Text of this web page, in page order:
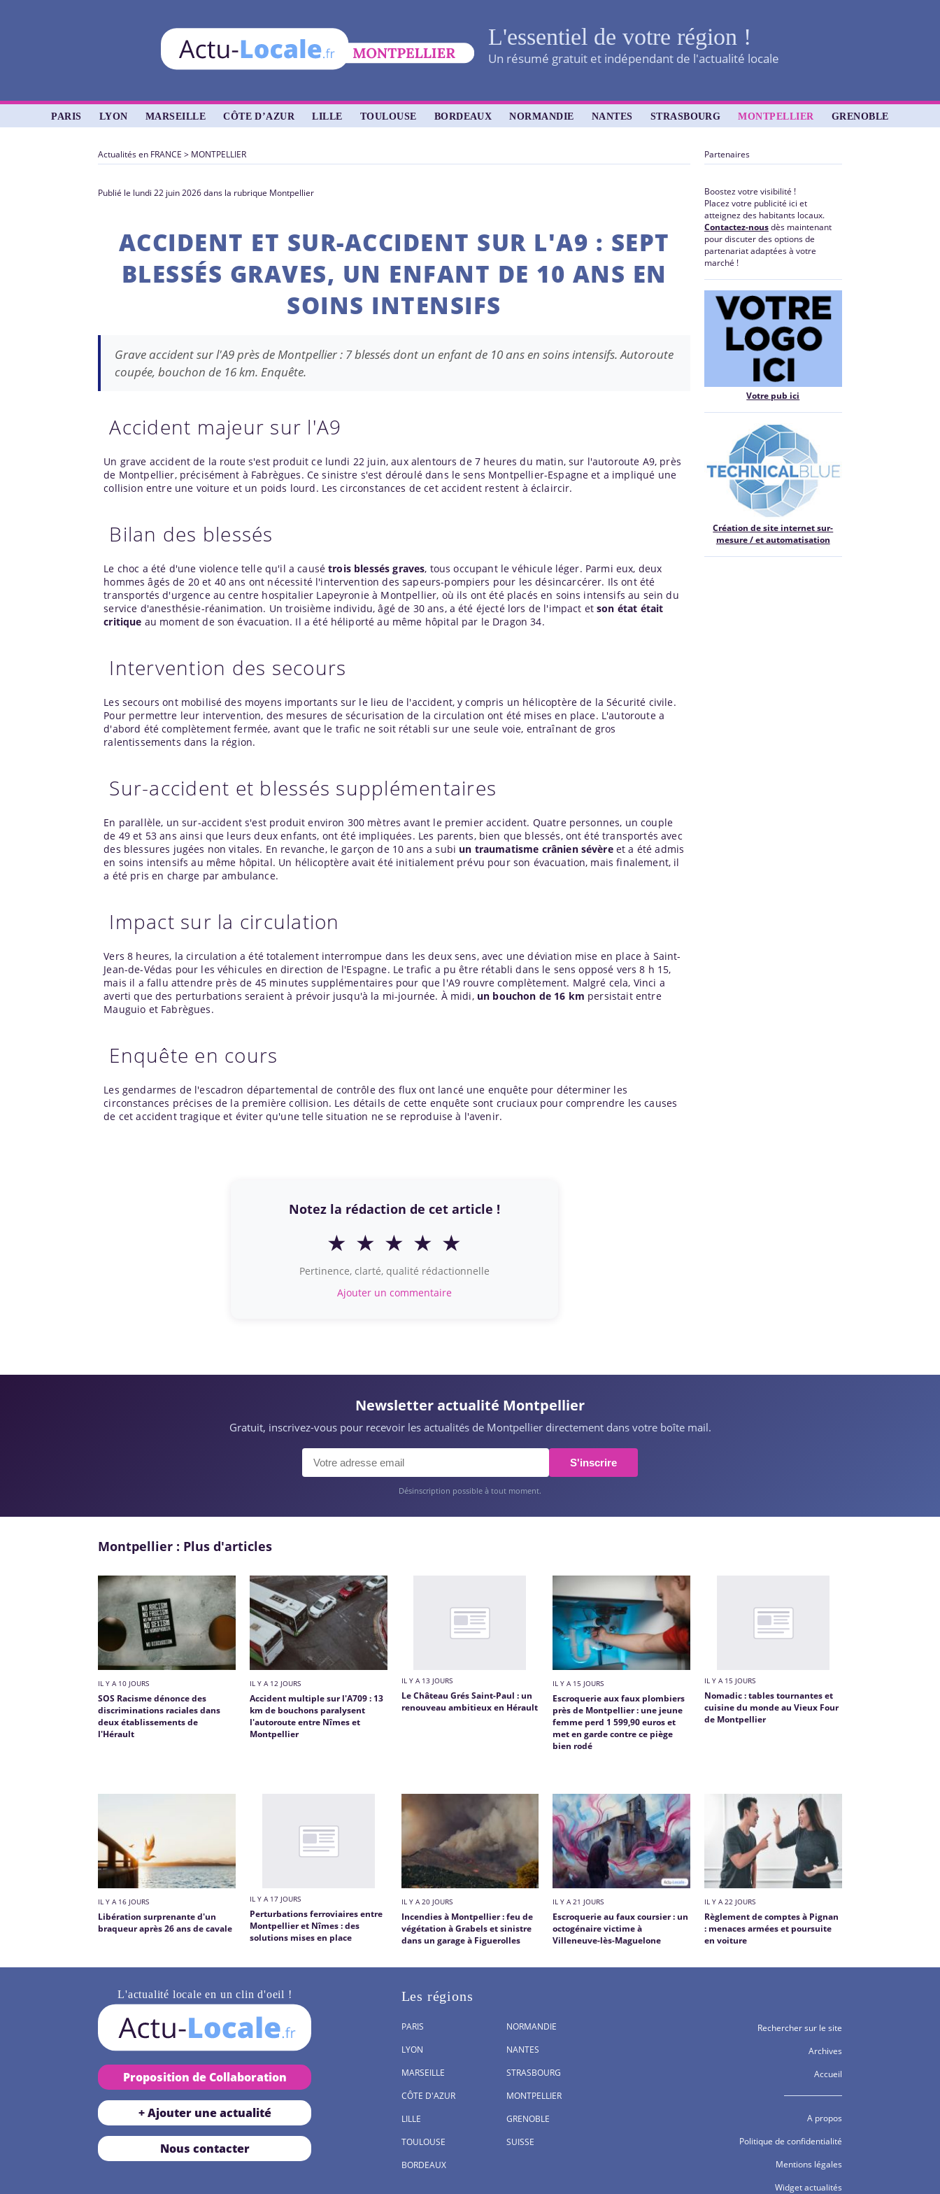
L'essentiel de votre région !
Un résumé gratuit et indépendant de l'actualité locale
PARIS LYON MARSEILLE CÔTE D’AZUR LILLE TOULOUSE BORDEAUX NORMANDIE NANTES STRASBOURG MONTPELLIER GRENOBLE
Actualités en FRANCE > MONTPELLIER
Publié le lundi 22 juin 2026 dans la rubrique Montpellier
ACCIDENT ET SUR-ACCIDENT SUR L'A9 : SEPT
BLESSÉS GRAVES, UN ENFANT DE 10 ANS EN
SOINS INTENSIFS
Grave accident sur l'A9 près de Montpellier : 7 blessés dont un enfant de 10 ans en soins intensifs. Autoroute
coupée, bouchon de 16 km. Enquête.
Accident majeur sur l'A9
Un grave accident de la route s'est produit ce lundi 22 juin, aux alentours de 7 heures du matin, sur l'autoroute A9, près
de Montpellier, précisément à Fabrègues. Ce sinistre s'est déroulé dans le sens Montpellier-Espagne et a impliqué une
collision entre une voiture et un poids lourd. Les circonstances de cet accident restent à éclaircir.
Bilan des blessés
Le choc a été d'une violence telle qu'il a causétrois blessés graves, tous occupant le véhicule léger. Parmi eux, deux
hommes âgés de 20 et 40 ans ont nécessité l'intervention des sapeurs-pompiers pour les désincarcérer. Ils ont été
transportés d'urgence au centre hospitalier Lapeyronie à Montpellier, où ils ont été placés en soins intensifs au sein du
service d'anesthésie-réanimation. Un troisième individu, âgé de 30 ans, a été éjecté lors de l'impact etson état était
critique au moment de son évacuation. Il a été héliporté au même hôpital par le Dragon 34.
Intervention des secours
Les secours ont mobilisé des moyens importants sur le lieu de l'accident, y compris un hélicoptère de la Sécurité civile.
Pour permettre leur intervention, des mesures de sécurisation de la circulation ont été mises en place. L'autoroute a
d'abord été complètement fermée, avant que le trafic ne soit rétabli sur une seule voie, entraînant de gros
ralentissements dans la région.
Sur-accident et blessés supplémentaires
En parallèle, un sur-accident s'est produit environ 300 mètres avant le premier accident. Quatre personnes, un couple
de 49 et 53 ans ainsi que leurs deux enfants, ont été impliquées. Les parents, bien que blessés, ont été transportés avec
des blessures jugées non vitales. En revanche, le garçon de 10 ans a subi un traumatisme crânien sévèreet a été admis
en soins intensifs au même hôpital. Un hélicoptère avait été initialement prévu pour son évacuation, mais finalement, il
a été pris en charge par ambulance.
Impact sur la circulation
Vers 8 heures, la circulation a été totalement interrompue dans les deux sens, avec une déviation mise en place à Saint-
Jean-de-Védas pour les véhicules en direction de l'Espagne. Le trafic a pu être rétabli dans le sens opposé vers 8 h 15,
mais il a fallu attendre près de 45 minutes supplémentaires pour que l'A9 rouvre complètement. Malgré cela, Vinci a
averti que des perturbations seraient à prévoir jusqu'à la mi-journée. À midi, un bouchon de 16 km persistait entre
Mauguio et Fabrègues.
Enquête en cours
Les gendarmes de l'escadron départemental de contrôle des flux ont lancé une enquête pour déterminer les
circonstances précises de la première collision. Les détails de cette enquête sont cruciaux pour comprendre les causes
de cet accident tragique et éviter qu'une telle situation ne se reproduise à l'avenir.
Notez la rédaction de cet article !
★ ★ ★ ★ ★
Pertinence, clarté, qualité rédactionnelle
Ajouter un commentaire
Partenaires
Boostez votre visibilité !
Placez votre publicité ici et
atteignez des habitants locaux.
Contactez-nousdès maintenant
pour discuter des options de
partenariat adaptées à votre
marché !
Votre pub ici
Création de site internet sur-
mesure / et automatisation
Newsletter actualité Montpellier
Gratuit, inscrivez-vous pour recevoir les actualités de Montpellier directement dans votre boîte mail.
S'inscrire
Désinscription possible à tout moment.
Montpellier : Plus d'articles
IL Y A 10 JOURS
SOS Racisme dénonce des
discriminations raciales dans
deux établissements de
l'Hérault
IL Y A 12 JOURS
Accident multiple sur l'A709 : 13
km de bouchons paralysent
l'autoroute entre Nîmes et
Montpellier
IL Y A 13 JOURS
Le Château Grés Saint-Paul : un
renouveau ambitieux en Hérault
IL Y A 15 JOURS
Escroquerie aux faux plombiers
près de Montpellier : une jeune
femme perd 1 599,90 euros et
met en garde contre ce piège
bien rodé
IL Y A 15 JOURS
Nomadic : tables tournantes et
cuisine du monde au Vieux Four
de Montpellier
IL Y A 16 JOURS
Libération surprenante d'un
braqueur après 26 ans de cavale
IL Y A 17 JOURS
Perturbations ferroviaires entre
Montpellier et Nîmes : des
solutions mises en place
IL Y A 20 JOURS
Incendies à Montpellier : feu de
végétation à Grabels et sinistre
dans un garage à Figuerolles
IL Y A 21 JOURS
Escroquerie au faux coursier : un
octogénaire victime à
Villeneuve-lès-Maguelone
IL Y A 22 JOURS
Règlement de comptes à Pignan
: menaces armées et poursuite
en voiture
L'actualité locale en un clin d'oeil !
Proposition de Collaboration
+ Ajouter une actualité
Nous contacter
Les régions
PARIS
LYON
MARSEILLE
CÔTE D'AZUR
LILLE
TOULOUSE
BORDEAUX
NORMANDIE
NANTES
STRASBOURG
MONTPELLIER
GRENOBLE
SUISSE
Rechercher sur le site
Archives
Accueil
A propos
Politique de confidentialité
Mentions légales
Widget actualités